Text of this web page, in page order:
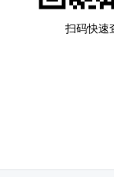
扫码快速